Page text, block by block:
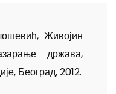
Живојин
држава,
Београд, 2012.